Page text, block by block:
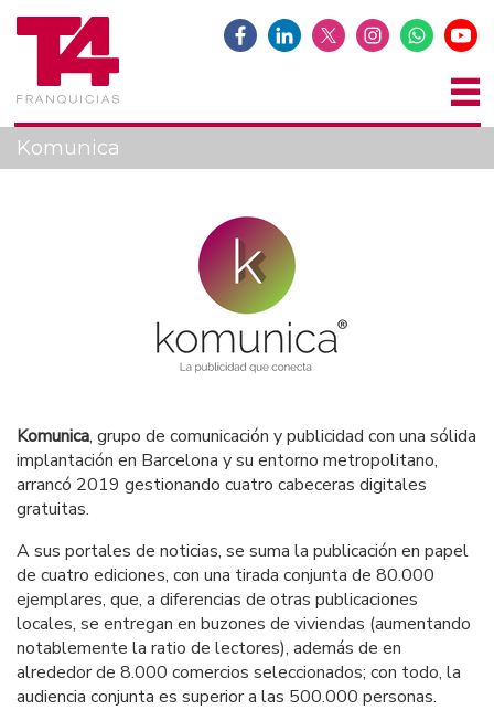
Komunica
Komunica, grupo de comunicación y publicidad con una sólida
implantación en Barcelona y su entorno metropolitano,
arrancó 2019 gestionando cuatro cabeceras digitales
gratuitas.
A sus portales de noticias, se suma la publicación en papel
de cuatro ediciones, con una tirada conjunta de 80.000
ejemplares, que, a diferencias de otras publicaciones
locales, se entregan en buzones de viviendas (aumentando
notablemente la ratio de lectores), además de en
alrededor de 8.000 comercios seleccionados; con todo, la
audiencia conjunta es superior a las 500.000 personas.